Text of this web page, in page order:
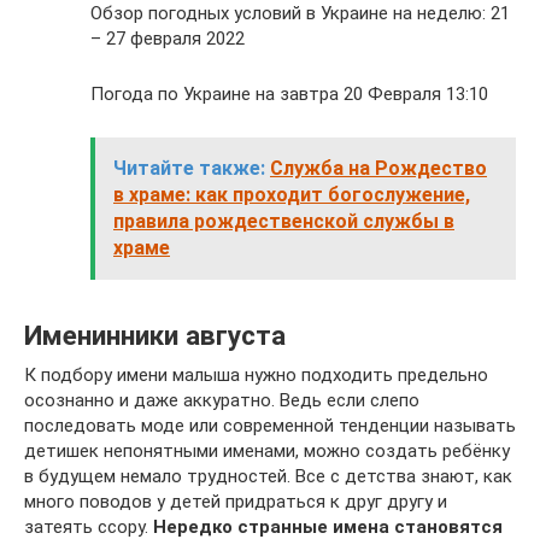
Обзор погодных условий в Украине на неделю: 21
– 27 февраля 2022
Погода по Украине на завтра 20 Февраля 13:10
Читайте также: Служба на Рождество
в храме: как проходит богослужение,
правила рождественской службы в
храме
Именинники августа
К подбору имени малыша нужно подходить предельно
осознанно и даже аккуратно. Ведь если слепо
последовать моде или современной тенденции называть
детишек непонятными именами, можно создать ребёнку
в будущем немало трудностей. Все с детства знают, как
много поводов у детей придраться к друг другу и
затеять ссору. Нередко странные имена становятся